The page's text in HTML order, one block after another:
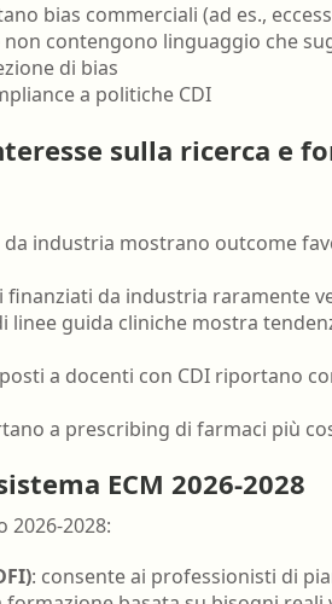
bias commerciali (ad es.,
contengono linguaggio che
di bias
a politiche CDI
sulla ricerca e
industria mostrano outcome
finanziati da industria raramente
linee guida cliniche mostra
a docenti con CDI riportano
a prescribing di farmaci più
ECM 2026-2028
2028:
: consente ai professionisti di